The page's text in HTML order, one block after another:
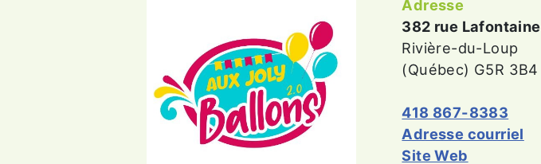
Adresse
382 rue Lafontaine
Rivière-du-Loup
(Québec) G5R 3B4
418 867-8383
Adresse courriel
Site Web